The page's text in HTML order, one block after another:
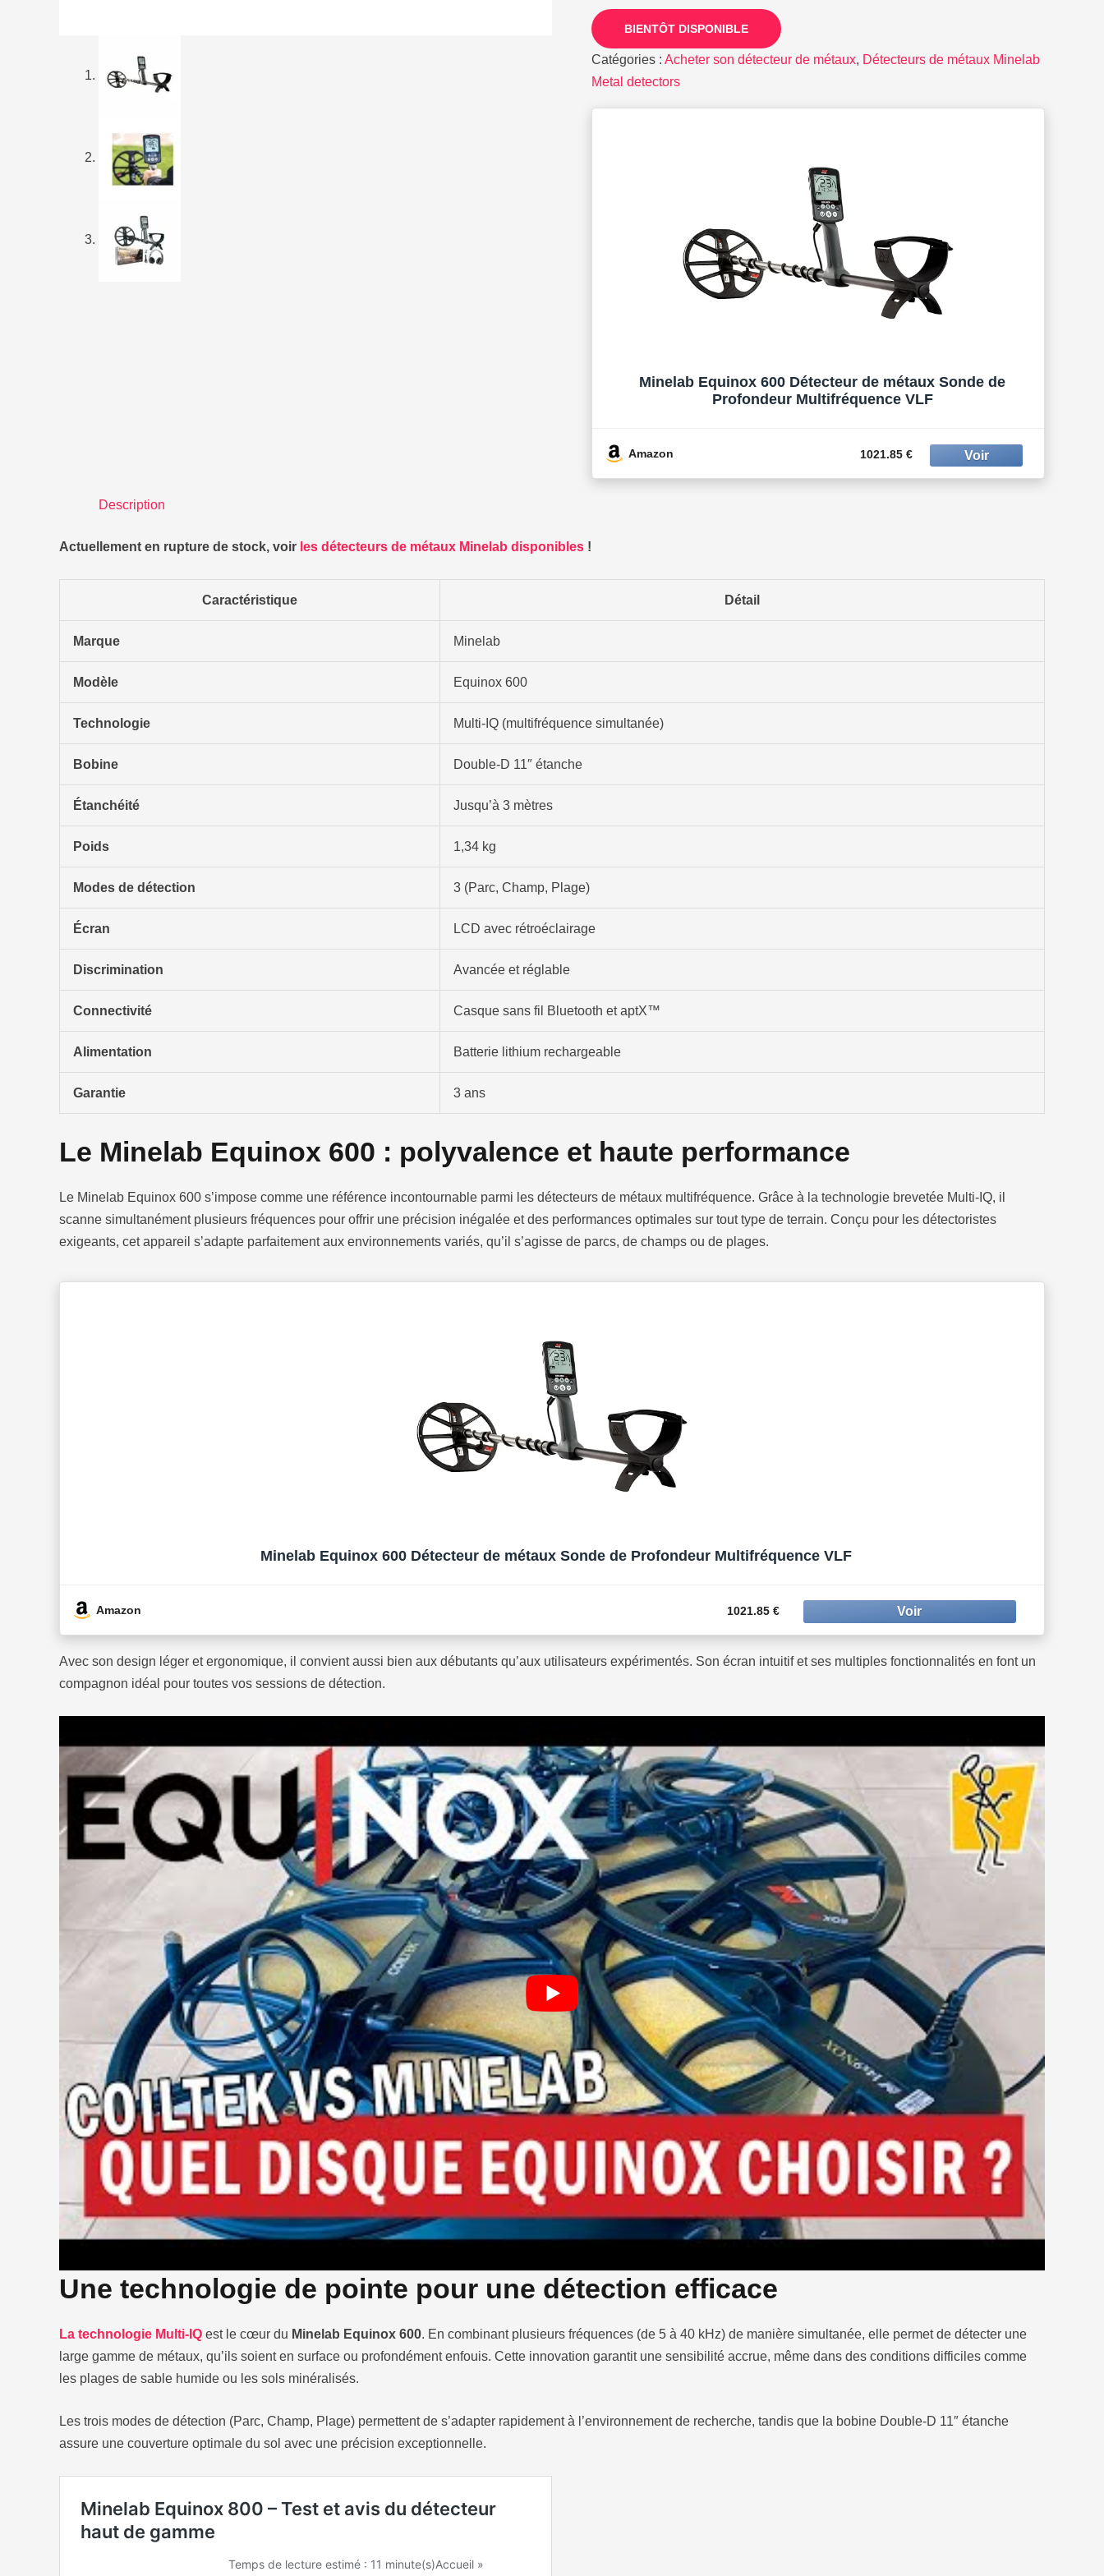
BIENTÔT DISPONIBLE
Catégories : Acheter son détecteur de métaux, Détecteurs de métaux Minelab
Metal detectors
Minelab Equinox 600 Détecteur de métaux Sonde de
Profondeur Multifréquence VLF
Amazon 1021.85 €
Description
Actuellement en rupture de stock, voir les détecteurs de métaux Minelab disponibles !
Caractéristique Détail
Marque Minelab
Modèle Equinox 600
Technologie Multi-IQ (multifréquence simultanée)
Bobine Double-D 11″ étanche
Étanchéité Jusqu’à 3 mètres
Poids 1,34 kg
Modes de détection 3 (Parc, Champ, Plage)
Écran LCD avec rétroéclairage
Discrimination Avancée et réglable
Connectivité Casque sans fil Bluetooth et aptX™
Alimentation Batterie lithium rechargeable
Garantie 3 ans
Le Minelab Equinox 600 : polyvalence et haute performance
Le Minelab Equinox 600 s’impose comme une référence incontournable parmi les détecteurs de métaux multifréquence. Grâce à la technologie brevetée Multi-IQ, il
scanne simultanément plusieurs fréquences pour offrir une précision inégalée et des performances optimales sur tout type de terrain. Conçu pour les détectoristes
exigeants, cet appareil s’adapte parfaitement aux environnements variés, qu’il s’agisse de parcs, de champs ou de plages.
Minelab Equinox 600 Détecteur de métaux Sonde de Profondeur Multifréquence VLF
Amazon 1021.85 €
Avec son design léger et ergonomique, il convient aussi bien aux débutants qu’aux utilisateurs expérimentés. Son écran intuitif et ses multiples fonctionnalités en font un
compagnon idéal pour toutes vos sessions de détection.
Une technologie de pointe pour une détection efficace
La technologie Multi-IQ est le cœur du Minelab Equinox 600. En combinant plusieurs fréquences (de 5 à 40 kHz) de manière simultanée, elle permet de détecter une
large gamme de métaux, qu’ils soient en surface ou profondément enfouis. Cette innovation garantit une sensibilité accrue, même dans des conditions difficiles comme
les plages de sable humide ou les sols minéralisés.
Les trois modes de détection (Parc, Champ, Plage) permettent de s’adapter rapidement à l’environnement de recherche, tandis que la bobine Double-D 11″ étanche
assure une couverture optimale du sol avec une précision exceptionnelle.